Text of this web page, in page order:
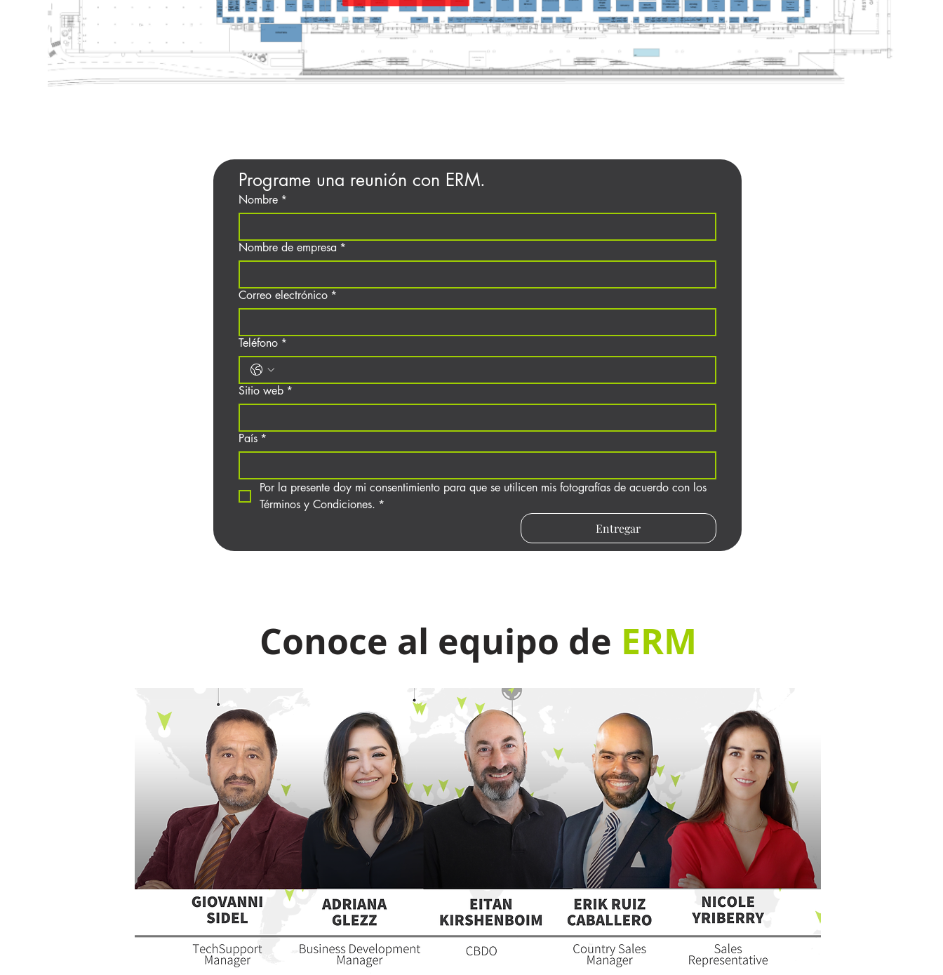
Programe una reunión con ERM.
Nombre *
Nombre de empresa *
Correo electrónico *
Teléfono *
Sitio web *
País *
Por la presente doy mi consentimiento para que se utilicen mis fotografías de acuerdo con los
Términos y Condiciones. *
Entregar
Conoce al equipo de ERM